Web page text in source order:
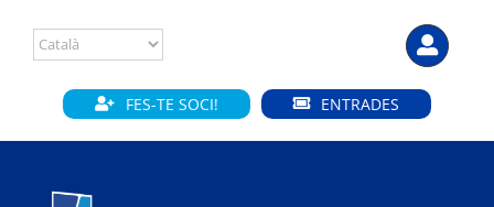
content
FES-TE SOCI! ENTRADES